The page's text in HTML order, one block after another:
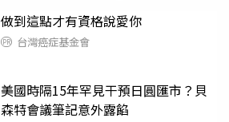
做到這點才有資格說愛你
台灣癌症基金會
美國時隔15年罕見干預日圓匯市？貝
森特會議筆記意外露餡